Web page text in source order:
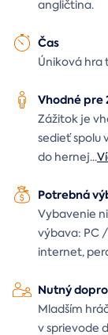
angličtina.
Čas
Úniková hra
Vhodné pre
Zážitok je
sedieť spolu
do hernej...
Potrebná
Vybavenie
výbava: PC
internet,
Nutný
Mladším
v sprievode